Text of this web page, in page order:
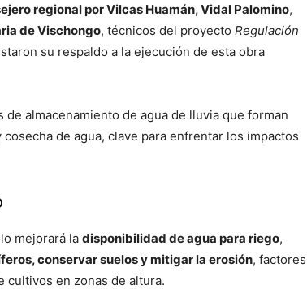
regional por Vilcas Huamán, Vidal Palomino,
de Vischongo, técnicos del proyecto Regulación
su respaldo a la ejecución de esta obra
almacenamiento de agua de lluvia que forman
de agua, clave para enfrentar los impactos
mejorará la disponibilidad de agua para riego,
conservar suelos y mitigar la erosión, factores
cultivos en zonas de altura.